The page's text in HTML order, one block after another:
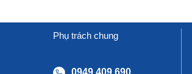
Phụ trách chung
0949 409 690